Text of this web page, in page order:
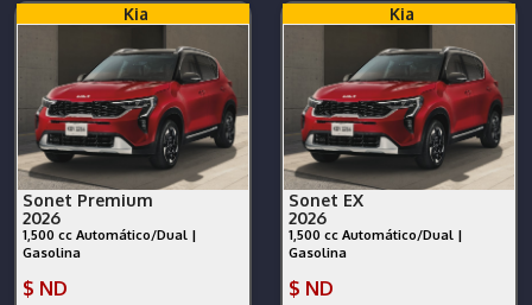
Kia
Sonet Premium
2026
1,500 cc Automático/Dual |
Gasolina
$ ND
Kia
Sonet EX
2026
1,500 cc Automático/Dual |
Gasolina
$ ND